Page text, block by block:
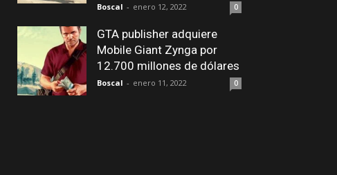
Boscal - enero 12, 2022 0
GTA publisher adquiere
Mobile Giant Zynga por
12.700 millones de dólares
Boscal - enero 11, 2022 0